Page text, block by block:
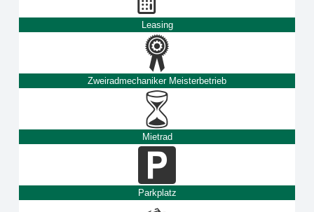
Leasing
Zweiradmechaniker Meisterbetrieb
Mietrad
Parkplatz